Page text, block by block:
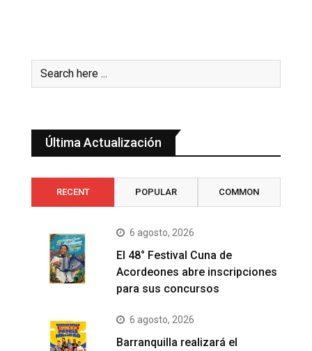
Última Actualización
RECENT POPULAR COMMON
6 agosto, 2026
El 48° Festival Cuna de
Acordeones abre inscripciones
para sus concursos
6 agosto, 2026
Barranquilla realizará el